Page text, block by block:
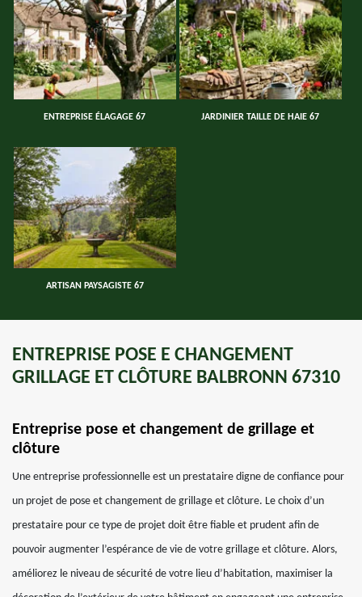
ENTREPRISE ÉLAGAGE 67 JARDINIER TAILLE DE HAIE 67
ARTISAN PAYSAGISTE 67
ENTREPRISE POSE E CHANGEMENT
GRILLAGE ET CLÔTURE BALBRONN 67310
Entreprise pose et changement de grillage et
clôture
Une entreprise professionnelle est un prestataire digne de confiance pour
un projet de pose et changement de grillage et clôture. Le choix d’un
prestataire pour ce type de projet doit être fiable et prudent afin de
pouvoir augmenter l’espérance de vie de votre grillage et clôture. Alors,
améliorez le niveau de sécurité de votre lieu d’habitation, maximiser la